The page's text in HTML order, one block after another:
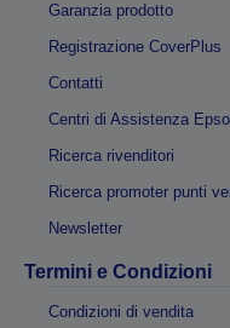
Garanzia prodotto
Registrazione CoverPlus
Contatti
Centri di Assistenza
Ricerca rivenditori
Ricerca promoter punti
Newsletter
Termini e Condizioni
Condizioni di vendita